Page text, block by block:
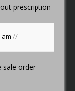
prescription
am//
sale order